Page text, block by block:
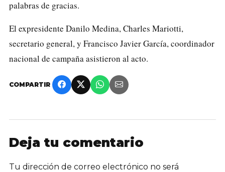
palabras de gracias.
El expresidente Danilo Medina, Charles Mariotti,
secretario general, y Francisco Javier García, coordinador
nacional de campaña asistieron al acto.
COMPARTIR
Deja tu comentario
Tu dirección de correo electrónico no será